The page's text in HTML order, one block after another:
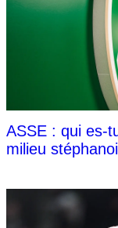
ASSE : qui es-
milieu